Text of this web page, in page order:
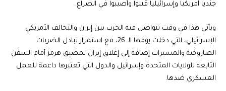
جنديا أمريكيا وإسرائيليا قتلوا وأصيبوا في الصراع.
ويأتي هذا في وقت تتواصل فيه الحرب بين إيران والتحالف الأمريكي
الإسرائيلي، التي دخلت يومها الـ 26، مع استمرار تبادل الضربات
الصاروخية والمسيرات إضافة إلى إغلاق إيران لمضيق هرمز أمام السفن
التابعة للولايات المتحدة وإسرائيل والدول التي تعتبرها داعمة للعمل
العسكري ضدها.